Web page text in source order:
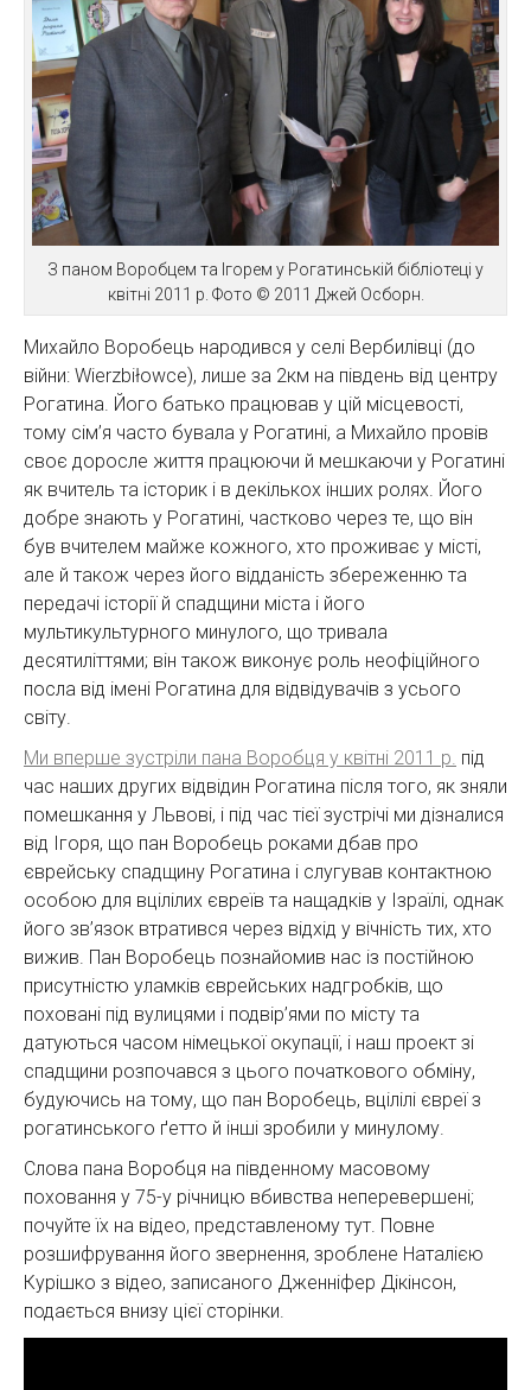
З паном Воробцем та Ігорем у Рогатинській бібліотеці у
квітні 2011 р. Фото © 2011 Джей Осборн.
Михайло Воробець народився у селі Вербилівці (до
війни: Wierzbiłowce), лише за 2км на південь від центру
Рогатина. Його батько працював у цій місцевості,
тому сім’я часто бувала у Рогатині, а Михайло провів
своє доросле життя працюючи й мешкаючи у Рогатині
як вчитель та історик і в декількох інших ролях. Його
добре знають у Рогатині, частково через те, що він
був вчителем майже кожного, хто проживає у місті,
але й також через його відданість збереженню та
передачі історії й спадщини міста і його
мультикультурного минулого, що тривала
десятиліттями; він також виконує роль неофіційного
посла від імені Рогатина для відвідувачів з усього
світу.
Ми вперше зустріли пана Воробця у квітні 2011 р. під
час наших других відвідин Рогатина після того, як зняли
помешкання у Львові, і під час тієї зустрічі ми дізналися
від Ігоря, що пан Воробець роками дбав про
єврейську спадщину Рогатина і слугував контактною
особою для вцілілих євреїв та нащадків у Ізраїлі, однак
його зв’язок втратився через відхід у вічність тих, хто
вижив. Пан Воробець познайомив нас із постійною
присутністю уламків єврейських надгробків, що
поховані під вулицями і подвір’ями по місту та
датуються часом німецької окупації, і наш проект зі
спадщини розпочався з цього початкового обміну,
будуючись на тому, що пан Воробець, вцілілі євреї з
рогатинського ґетто й інші зробили у минулому.
Слова пана Воробця на південному масовому
поховання у 75-у річницю вбивства неперевершені;
почуйте їх на відео, представленому тут. Повне
розшифрування його звернення, зроблене Наталією
Курішко з відео, записаного Дженніфер Дікінсон,
подається внизу цієї сторінки.